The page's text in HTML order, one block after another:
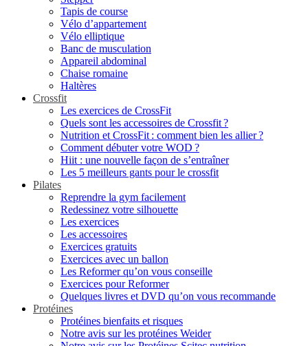
Tapis de course
Vélo d’appartement
Vélo elliptique
Banc de musculation
Appareil abdominal
Chaise romaine
Haltères
Crossfit
Les exercices de CrossFit
Quels sont les accessoires de Crossfit ?
Nutrition et CrossFit : comment bien les allier ?
Comment débuter votre WOD ?
Hiit : une nouvelle façon de s’entraîner
Les 5 meilleurs gants pour le crossfit
Pilates
Reprendre la gym facilement
Redessinez votre silhouette
Les exercices
Les accessoires
Exercices gratuits
Exercices avec un ballon
Les Reformer qu’on vous conseille
Exercices pour Reformer
Quelques livres et DVD qu’on vous recommande
Protéines
Protéines bienfaits et risques
Notre avis sur les protéines Weider